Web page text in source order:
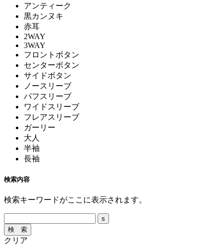
アンティーク
黒カンヌキ
赤耳
2WAY
3WAY
フロントボタン
センターボタン
サイドボタン
ノースリーブ
パフスリーブ
ワイドスリーブ
フレアスリーブ
ガーリー
大人
半袖
長袖
検索内容
検索キーワードがここに表示されます。
クリア